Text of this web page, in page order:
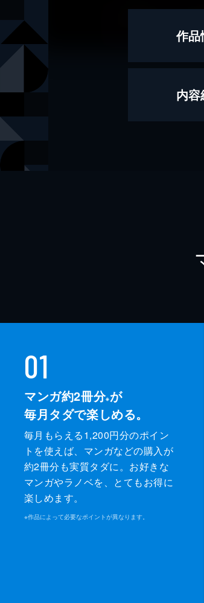
作品
著者
内
01
マンガ約2冊分※が
毎月タダで楽しめる。
毎月もらえる1,200円分のポイン
トを使えば、マンガなどの購入が
約2冊分も実質タダに。お好きな
マンガやラノベを、とてもお得に
楽しめます。
※作品によって必要なポイントが異なります。